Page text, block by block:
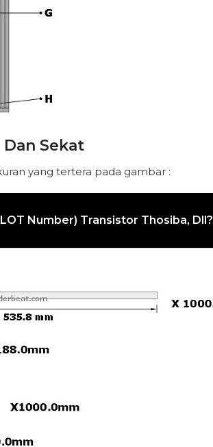
Sekat
yang tertera pada gambar :
Number) Transistor Thosiba, Dll?